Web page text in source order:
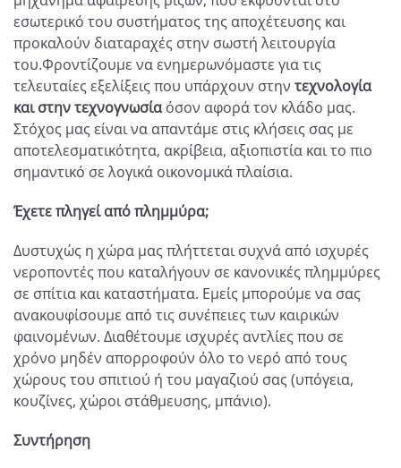
εσωτερικό του συστήματος της αποχέτευσης και
προκαλούν διαταραχές στην σωστή λειτουργία
του.Φροντίζουμε να ενημερωνόμαστε για τις
τελευταίες εξελίξεις που υπάρχουν στην τεχνολογία
και στην τεχνογνωσίαόσον αφορά τον κλάδο μας.
Στόχος μας είναι να απαντάμε στις κλήσεις σας με
αποτελεσματικότητα, ακρίβεια, αξιοπιστία και το πιο
σημαντικό σε λογικά οικονομικά πλαίσια.
Έχετε πληγεί από πλημμύρα;
Δυστυχώς η χώρα μας πλήττεται συχνά από ισχυρές
νεροποντές που καταλήγουν σε κανονικές πλημμύρες
σε σπίτια και καταστήματα. Εμείς μπορούμε να σας
ανακουφίσουμε από τις συνέπειες των καιρικών
φαινομένων. Διαθέτουμε ισχυρές αντλίες που σε
χρόνο μηδέν απορροφούν όλο το νερό από τους
χώρους του σπιτιού ή του μαγαζιού σας (υπόγεια,
κουζίνες, χώροι στάθμευσης, μπάνιο).
Συντήρηση